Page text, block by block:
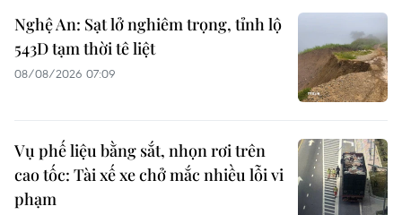
Nghệ An: Sạt lở nghiêm trọng, tỉnh lộ
543D tạm thời tê liệt
08/08/2026 07:09
Vụ phế liệu bằng sắt, nhọn rơi trên
cao tốc: Tài xế xe chở mắc nhiều lỗi vi
phạm